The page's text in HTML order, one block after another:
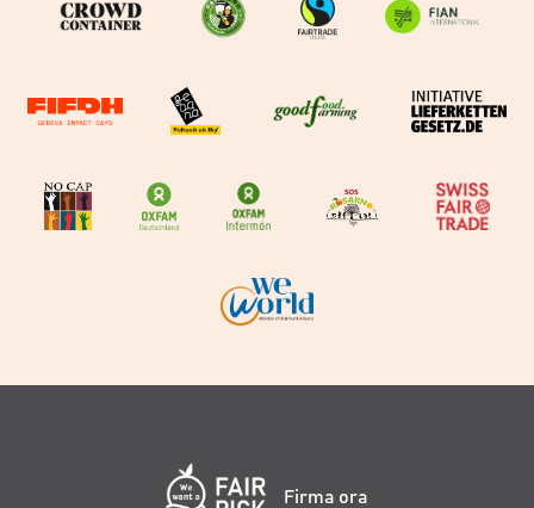
Firma ora